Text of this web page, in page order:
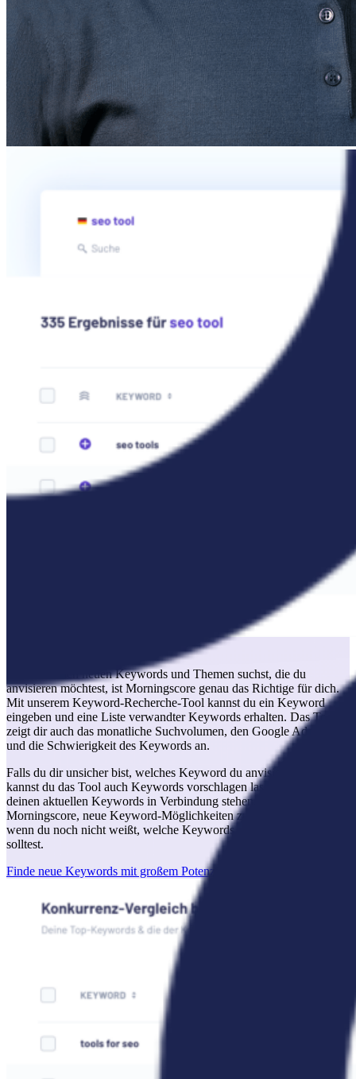
Wenn du ein Problem findest, an dem du arbeiten möchtest, kannst
du es problemlos durch die nahtlose Integration mit unserem SEO-
Missionstool in eine SEO-Mission umwandeln.
Überprüfe die Gesundheit deiner Website.
Wenn du nach neuen Keywords und Themen suchst, die du
anvisieren möchtest, ist Morningscore genau das Richtige für dich.
Mit unserem Keyword-Recherche-Tool kannst du ein Keyword
eingeben und eine Liste verwandter Keywords erhalten. Das Tool
zeigt dir auch das monatliche Suchvolumen, den Google Ads CPC
und die Schwierigkeit des Keywords an.
Falls du dir unsicher bist, welches Keyword du anvisieren möchtest,
kannst du das Tool auch Keywords vorschlagen lassen, die mit
deinen aktuellen Keywords in Verbindung stehen. So hilft dir
Morningscore, neue Keyword-Möglichkeiten zu entdecken, selbst
wenn du noch nicht weißt, welche Keywords du ansprechen
solltest.
Finde neue Keywords mit großem Potenzial